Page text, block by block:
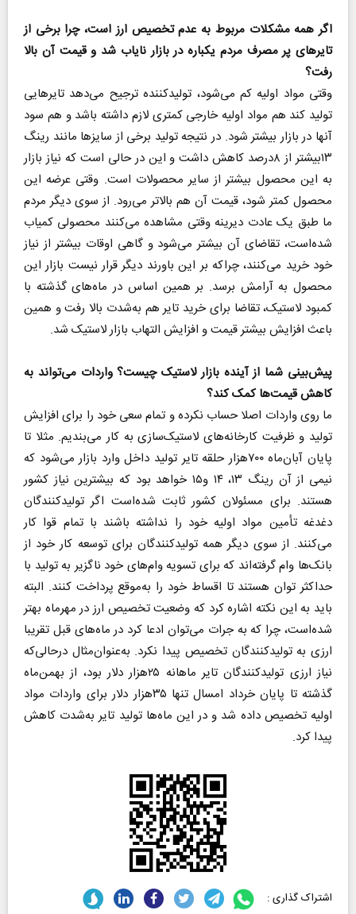
اگر همه مشکلات مربوط به عدم تخصیص ارز است، چرا برخی از
تایرهای پر مصرف مردم یکباره در بازار نایاب شد و قیمت آن بالا
رفت؟
وقتی مواد اولیه کم می‌شود، تولیدکننده ترجیح می‌دهد تایرهایی
تولید کند هم مواد اولیه خارجی کمتری لازم داشته باشد و هم سود
آنها در بازار بیشتر شود. در نتیجه تولید برخی از سایزها مانند رینگ
۱۳بیشتر از ۸درصد کاهش داشت و این در حالی است که نیاز بازار
به این محصول بیشتر از سایر محصولات است. وقتی عرضه این
محصول کمتر شود، قیمت آن هم بالاتر می‌رود. از سوی دیگر مردم
ما طبق یک عادت دیرینه وقتی مشاهده می‌کنند محصولی کمیاب
شده‌است، تقاضای آن بیشتر می‌شود و گاهی اوقات بیشتر از نیاز
خود خرید می‌کنند، چراکه بر این باورند دیگر قرار نیست بازار این
محصول به آرامش برسد. بر همین اساس در ماه‌های گذشته با
کمبود لاستیک، تقاضا برای خرید تایر هم به‌شدت بالا رفت و همین
باعث افزایش بیشتر قیمت و افزایش التهاب بازار لاستیک شد.
پیش‌بینی شما از آینده بازار لاستیک چیست؟ واردات می‌تواند به
کاهش قیمت‌ها کمک کند؟
ما روی واردات اصلا حساب نکرده و تمام سعی خود را برای افزایش
تولید و ظرفیت کارخانه‌های لاستیک‌سازی به کار می‌بندیم. مثلا تا
پایان آبان‌ماه ۷۰۰هزار حلقه تایر تولید داخل وارد بازار می‌شود که
نیمی از آن رینگ ۱۳، ۱۴ و۱۵ خواهد بود که بیشترین نیاز کشور
هستند. برای مسئولان کشور ثابت شده‌است اگر تولیدکنندگان
دغدغه تأمین مواد اولیه خود را نداشته باشند با تمام قوا کار
می‌کنند. از سوی دیگر همه تولیدکنندگان برای توسعه کار خود از
بانک‌ها وام گرفته‌اند که برای تسویه وام‌های خود ناگزیر به تولید با
حداکثر توان هستند تا اقساط خود را به‌موقع پرداخت کنند. البته
باید به این نکته اشاره کرد که وضعیت تخصیص ارز در مهرماه بهتر
شده‌است، چرا که به جرات می‌توان ادعا کرد در ماه‌های قبل تقریبا
ارزی به تولیدکنندگان تخصیص پیدا نکرد. به‌عنوان‌مثال درحالی‌که
نیاز ارزی تولیدکنندگان تایر ماهانه ۲۵هزار دلار بود، از بهمن‌ماه
گذشته تا پایان خرداد امسال تنها ۳۵‌هزار دلار برای واردات مواد
اولیه تخصیص داده شد و در این ماه‌ها تولید تایر به‌شدت کاهش
پیدا کرد.
اشتراک گذاری :